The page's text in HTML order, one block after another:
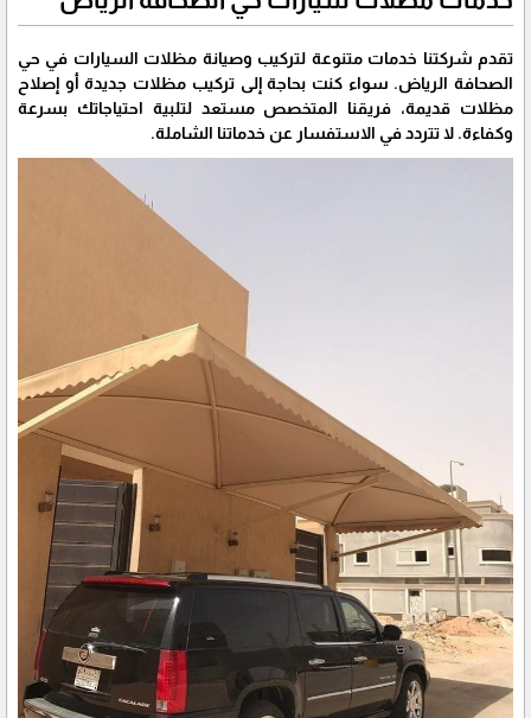
تقدم شركتنا خدمات متنوعة لتركيب وصيانة مظلات السيارات في حي
الصحافة الرياض. سواء كنت بحاجة إلى تركيب مظلات جديدة أو إصلاح
مظلات قديمة، فريقنا المتخصص مستعد لتلبية احتياجاتك بسرعة
وكفاءة. لا تتردد في الاستفسار عن خدماتنا الشاملة.